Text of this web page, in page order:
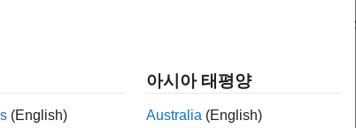
핑, HIL(Hardware-in-the-Loop) 테스트를 포함해 실시간
를 사용하여 생성 코드를 조정하고 모니터링하거나
용할 수 있습니다.
로 공유하려면Simulink FMU Builder를 사용하십시오.
(English)
아시아 태평양
Australia (English)